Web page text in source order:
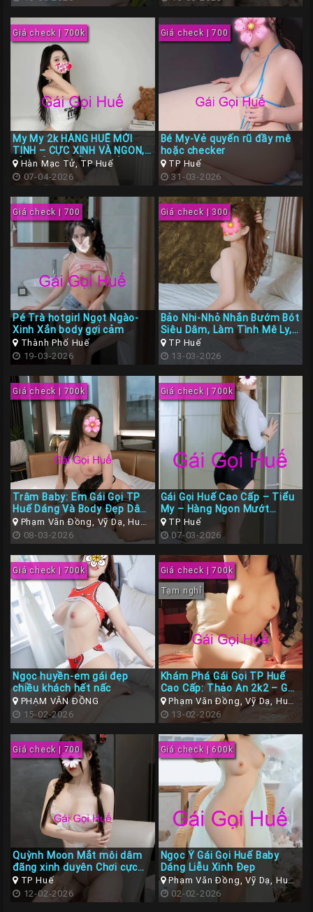
Liên
Hệ
Giá check | 700k
My My 2k HÀNG HUẾ MỚI
TINH – CỰC XINH VÀ NGON,
LÀM TÌNH CHIỀU CHUỘNG
NHƯ NGƯỜI YÊU
Hàn Mạc Tử, TP Huế
07-04-2026
Giá check | 700
Bé My-Vẻ quyến rũ đầy mê
hoặc checker
TP Huế
31-03-2026
Giá check | 700
Pé Trà hotgirl Ngọt Ngào-
Xinh Xắn body gợi cảm
Thành Phố Huế
19-03-2026
Giá check | 300
Bảo Nhi-Nhỏ Nhắn Bướm Bót
Siêu Dâm, Làm Tình Mê Ly,
BJ cực đã
TP Huế
13-03-2026
Giá check | 700k
Trâm Baby: Em Gái Gọi TP
Huế Dáng Và Body Đẹp Dâm
Ngoan Hết Xảy
Phạm Văn Đồng, Vỹ Dạ, Huế,
Thừa Thiên Huế
08-03-2026
Giá check | 700k
Gái Gọi Huế Cao Cấp – Tiểu
My – Hàng Ngon Mướt
Mượt, Dâm Nữ Rên Rĩ Nhục
Dục
TP Huế
07-03-2026
Giá check | 700k
Ngọc huyền-em gái đẹp
chiều khách hết nấc
PHẠM VĂN ĐỒNG
15-02-2026
Giá check | 700k
Tạm nghỉ
Khám Phá Gái Gọi TP Huế
Cao Cấp: Thảo An 2k2 – Gái
Xinh, Phong Cách Gái Sang,
Làm Tình Miễn Chê
Phạm Văn Đồng, Vỹ Dạ, Huế,
Thừa Thiên Huế
13-02-2026
Giá check | 700
Quỳnh Moon Mắt môi dâm
đãng xinh duyên Chơi cực
phê
TP Huế
12-02-2026
Giá check | 600k
Ngọc Ý Gái Gọi Huế Baby
Dáng Liễu Xinh Đẹp
Phạm Văn Đồng, Vỹ Dạ, Huế,
Thừa Thiên Huế
02-02-2026